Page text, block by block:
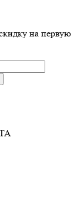
на первую